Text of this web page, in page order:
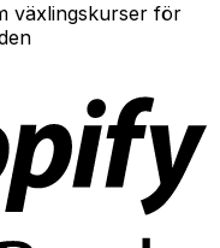
växlingskurser för